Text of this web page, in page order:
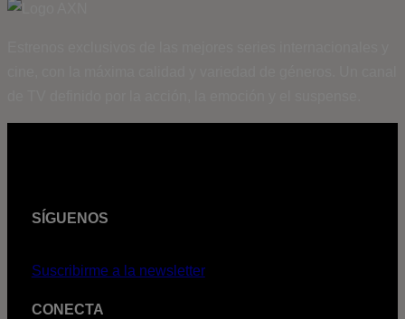
SÍGUENOS
Suscribirme a la newsletter
CONECTA